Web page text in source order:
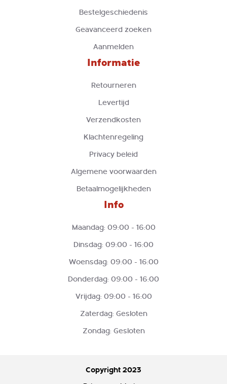
Bestelgeschiedenis
Geavanceerd zoeken
Aanmelden
Informatie
Retourneren
Levertijd
Verzendkosten
Klachtenregeling
Privacy beleid
Algemene voorwaarden
Betaalmogelijkheden
Info
Maandag: 09:00 - 16:00
Dinsdag: 09:00 - 16:00
Woensdag: 09:00 - 16:00
Donderdag: 09:00 - 16:00
Vrijdag: 09:00 - 16:00
Zaterdag: Gesloten
Zondag: Gesloten
Copyright 2023